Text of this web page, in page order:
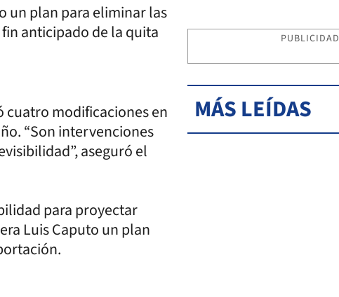
un plan para eliminar las
anticipado de la quita
cuatro modificaciones en
“Son intervenciones
aseguró el
para proyectar
Luis Caputo un plan
PUBLICIDAD
MÁS LEÍDAS